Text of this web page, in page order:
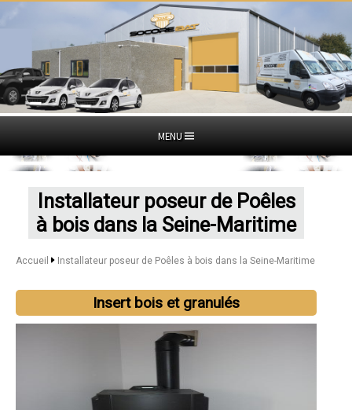
MENU
Installateur poseur de Poêles
à bois dans la Seine-Maritime
Accueil Installateur poseur de Poêles à bois dans la Seine-Maritime
Insert bois et granulés